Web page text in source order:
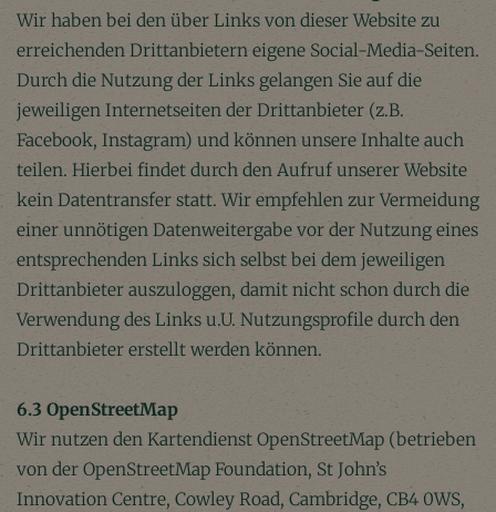
Wir haben bei den über Links von dieser Website zu
erreichenden Drittanbietern eigene Social-Media-Seiten.
Durch die Nutzung der Links gelangen Sie auf die
jeweiligen Internetseiten der Drittanbieter (z.B.
Facebook, Instagram) und können unsere Inhalte auch
teilen. Hierbei findet durch den Aufruf unserer Website
kein Datentransfer statt. Wir empfehlen zur Vermeidung
einer unnötigen Datenweitergabe vor der Nutzung eines
entsprechenden Links sich selbst bei dem jeweiligen
Drittanbieter auszuloggen, damit nicht schon durch die
Verwendung des Links u.U. Nutzungsprofile durch den
Drittanbieter erstellt werden können.
6.3 OpenStreetMap
Wir nutzen den Kartendienst OpenStreetMap (betrieben
von der OpenStreetMap Foundation, St John’s
Innovation Centre, Cowley Road, Cambridge, CB4 0WS,